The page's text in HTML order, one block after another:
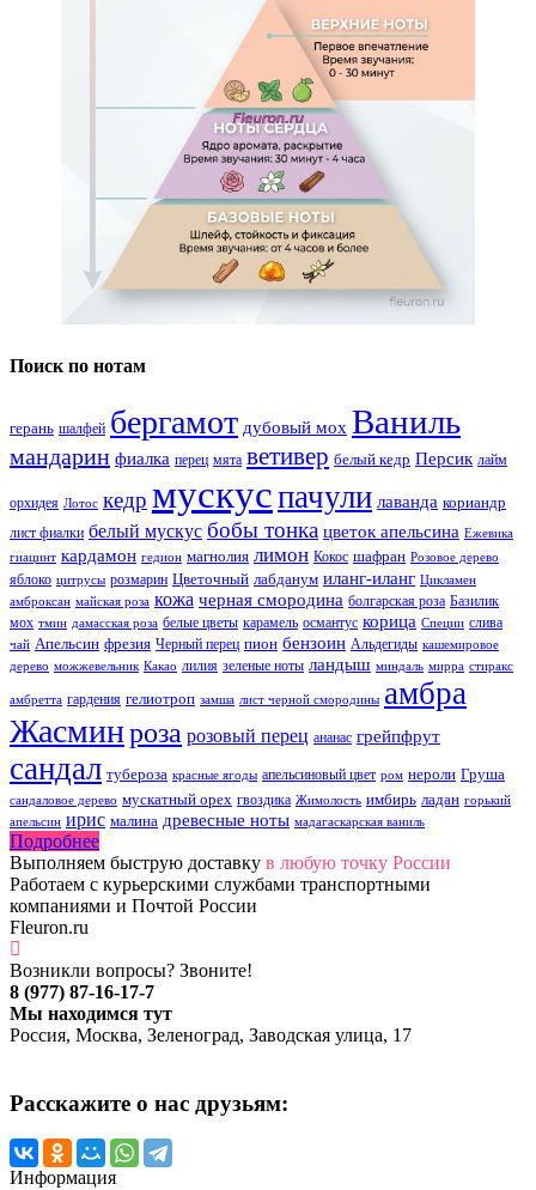
Поиск по нотам
герань шалфей бергамот дубовый мох Ваниль
мандарин фиалка перец мята ветивер белый кедр Персик лайм
орхидея Лотос кедр мускуспачули лаванда кориандр
лист фиалки белый мускус бобы тонка цветок апельсина Ежевика
гиацинт кардамон гедион магнолия лимон Кокос шафран Розовое дерево
яблоко цитрусы розмарин Цветочный лабданум иланг-иланг Цикламен
амброксан майская роза кожа черная смородина болгарская роза Базилик
мох тмин дамасская роза белые цветы карамель османтус корица Специи слива
чай Апельсин фрезия Черный перец пион бензоин Альдегиды кашемировое
дерево можжевельник Какао лилия зеленые ноты ландыш миндаль мирра стиракс
амбретта гардения гелиотроп замша лист черной смородины амбра
Жасминроза розовый перец ананас грейпфрут
сандал тубероза красные ягоды апельсиновый цвет ром нероли Груша
сандаловое дерево мускатный орех гвоздика Жимолость имбирь ладан горький
апельсин ирис малина древесные ноты мадагаскарская ваниль
Подробнее
Выполняем быструю доставку в любую точку России
Работаем с курьерскими службами транспортными
компаниями и Почтой России
Fleuron.ru
Возникли вопросы? Звоните!
8 (977) 87-16-17-7
Мы находимся тут
Россия, Москва, Зеленоград, Заводская улица, 17
Расскажите о нас друзьям:
Информация